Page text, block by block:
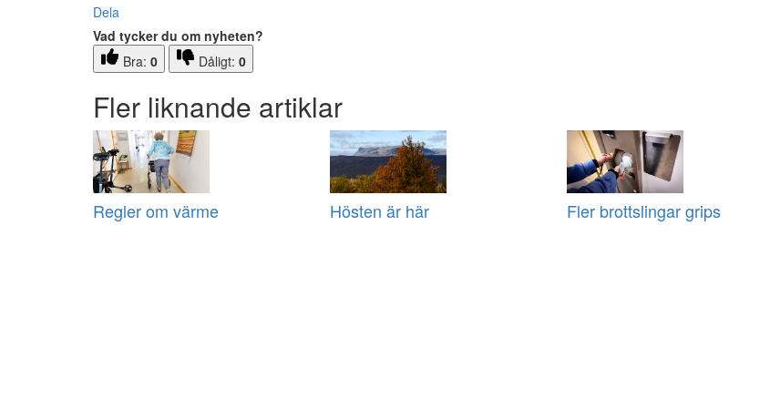
Dela
Vad tycker du om nyheten?
Bra: 0 Dåligt: 0
Fler liknande artiklar
Regler om värme Hösten är här Fler brottslingar grips